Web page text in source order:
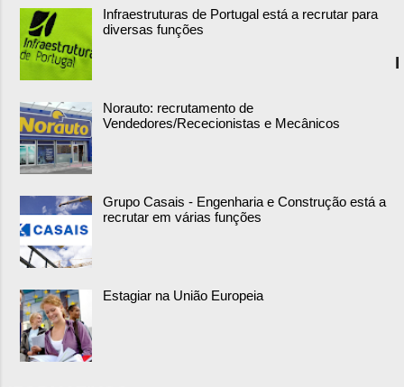
Infraestruturas de Portugal está a recrutar para
diversas funções
Norauto: recrutamento de
Vendedores/Rececionistas e Mecânicos
Grupo Casais - Engenharia e Construção está a
recrutar em várias funções
Estagiar na União Europeia
I